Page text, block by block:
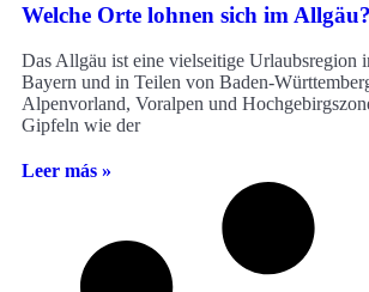
Welche Orte lohnen sich im Allgäu?
Das Allgäu ist eine vielseitige Urlaubsregion
Bayern und in Teilen von Baden-
Alpenvorland, Voralpen und
Gipfeln wie der
Leer más »